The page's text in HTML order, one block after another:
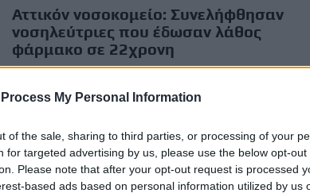
Process My Personal Information
of the sale, sharing to third parties, or processing of your
for targeted advertising by us, please use the below opt-out
Please note that after your opt-out request is processed
based ads based on personal information utilized by us
Αττικόν νοσοκομείο: Συνελήφθησαν
νοσηλεύτριες που έδωσαν λάθος
φάρμακο σε 22χρονη
σε νοσοκομείο της Δυτικής Αττικής, μετά από καταγγελία ότι
Newsroom 7 Οκτωβρίου, 2025